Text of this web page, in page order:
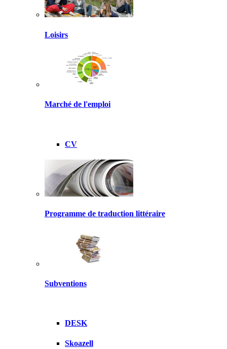
Loisirs
Marché de l'emploi
CV
Programme de traduction littéraire
Subventions
DESK
Skoazell